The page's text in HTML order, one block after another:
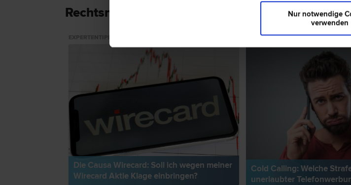
Nur notwendige
verwenden
Rechtsnews & Expertentipps zum Thema
Die Causa Wirecard: Soll ich wegen meiner
Wirecard Aktie Klage einbringen?
RECHTSNEWS
Cold Calling: Welche
unerlaubter